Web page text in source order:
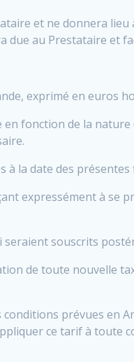
et ne donnera
due au Prestataire et
exprimé en euros
fonction de la nature
la date des
expressément à se
souscrits
de toute nouvelle
prévues en
ce tarif à toute